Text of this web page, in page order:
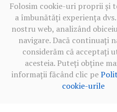
Folosim cookie-uri proprii și
a îmbunătăți experiența
nostru web, analizând
navigare. Dacă continuați
considerăm că acceptați
acesteia. Puteți obține
informații făcând clic pe
cookie-urile